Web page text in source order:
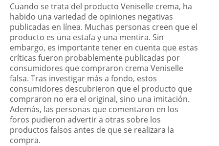
Cuando se trata del producto Veniselle crema, ha
habido una variedad de opiniones negativas
publicadas en línea. Muchas personas creen que el
producto es una estafa y una mentira. Sin
embargo, es importante tener en cuenta que estas
críticas fueron probablemente publicadas por
consumidores que compraron crema Veniselle
falsa. Tras investigar más a fondo, estos
consumidores descubrieron que el producto que
compraron no era el original, sino una imitación.
Además, las personas que comentaron en los
foros pudieron advertir a otras sobre los
productos falsos antes de que se realizara la
compra.